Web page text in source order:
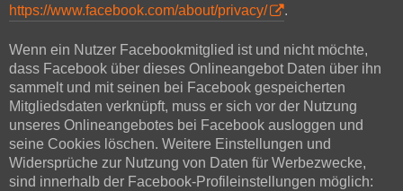
https://www.facebook.com/about/privacy/
.
Wenn ein Nutzer Facebookmitglied ist und nicht möchte,
dass Facebook über dieses Onlineangebot Daten über ihn
sammelt und mit seinen bei Facebook gespeicherten
Mitgliedsdaten verknüpft, muss er sich vor der Nutzung
unseres Onlineangebotes bei Facebook ausloggen und
seine Cookies löschen. Weitere Einstellungen und
Widersprüche zur Nutzung von Daten für Werbezwecke,
sind innerhalb der Facebook-Profileinstellungen möglich: